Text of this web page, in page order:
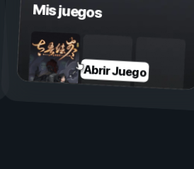
Mis juegos
Abrir Juego